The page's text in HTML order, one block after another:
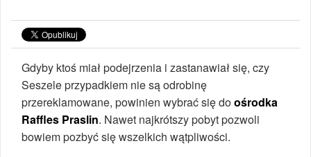
Gdyby ktoś miał podejrzenia i zastanawiał się, czy
Seszele przypadkiem nie są odrobinę
przereklamowane, powinien wybrać się doośrodka
Raffles Praslin. Nawet najkrótszy pobyt pozwoli
bowiem pozbyć się wszelkich wątpliwości.